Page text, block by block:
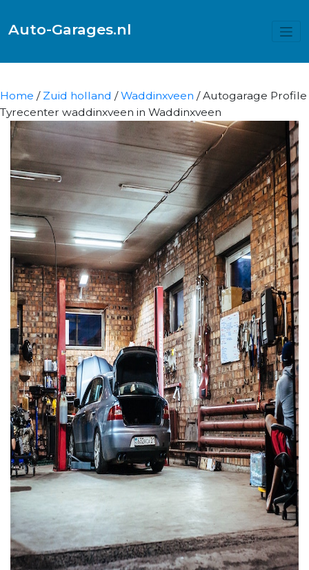
Auto-Garages.nl
Home / Zuid holland /Waddinxveen / Autogarage Profile
Tyrecenter waddinxveen in Waddinxveen